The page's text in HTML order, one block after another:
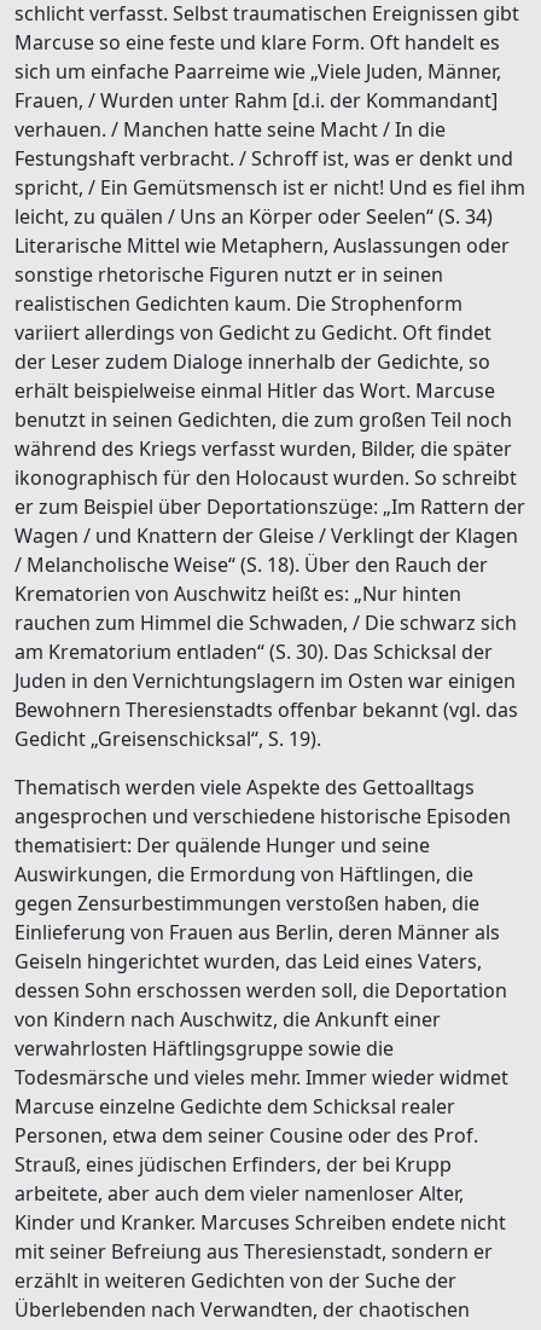
schlicht verfasst. Selbst traumatischen Ereignissen gibt
Marcuse so eine feste und klare Form. Oft handelt es
sich um einfache Paarreime wie „Viele Juden, Männer,
Frauen, / Wurden unter Rahm [d.i. der Kommandant]
verhauen. / Manchen hatte seine Macht / In die
Festungshaft verbracht. / Schroff ist, was er denkt und
spricht, / Ein Gemütsmensch ist er nicht! Und es fiel ihm
leicht, zu quälen / Uns an Körper oder Seelen“ (S. 34)
Literarische Mittel wie Metaphern, Auslassungen oder
sonstige rhetorische Figuren nutzt er in seinen
realistischen Gedichten kaum. Die Strophenform
variiert allerdings von Gedicht zu Gedicht. Oft findet
der Leser zudem Dialoge innerhalb der Gedichte, so
erhält beispielweise einmal Hitler das Wort. Marcuse
benutzt in seinen Gedichten, die zum großen Teil noch
während des Kriegs verfasst wurden, Bilder, die später
ikonographisch für den Holocaust wurden. So schreibt
er zum Beispiel über Deportationszüge: „Im Rattern der
Wagen / und Knattern der Gleise / Verklingt der Klagen
/ Melancholische Weise“ (S. 18). Über den Rauch der
Krematorien von Auschwitz heißt es: „Nur hinten
rauchen zum Himmel die Schwaden, / Die schwarz sich
am Krematorium entladen“ (S. 30). Das Schicksal der
Juden in den Vernichtungslagern im Osten war einigen
Bewohnern Theresienstadts offenbar bekannt (vgl. das
Gedicht „Greisenschicksal“, S. 19).
Thematisch werden viele Aspekte des Gettoalltags
angesprochen und verschiedene historische Episoden
thematisiert: Der quälende Hunger und seine
Auswirkungen, die Ermordung von Häftlingen, die
gegen Zensurbestimmungen verstoßen haben, die
Einlieferung von Frauen aus Berlin, deren Männer als
Geiseln hingerichtet wurden, das Leid eines Vaters,
dessen Sohn erschossen werden soll, die Deportation
von Kindern nach Auschwitz, die Ankunft einer
verwahrlosten Häftlingsgruppe sowie die
Todesmärsche und vieles mehr. Immer wieder widmet
Marcuse einzelne Gedichte dem Schicksal realer
Personen, etwa dem seiner Cousine oder des Prof.
Strauß, eines jüdischen Erfinders, der bei Krupp
arbeitete, aber auch dem vieler namenloser Alter,
Kinder und Kranker. Marcuses Schreiben endete nicht
mit seiner Befreiung aus Theresienstadt, sondern er
erzählt in weiteren Gedichten von der Suche der
Überlebenden nach Verwandten, der chaotischen